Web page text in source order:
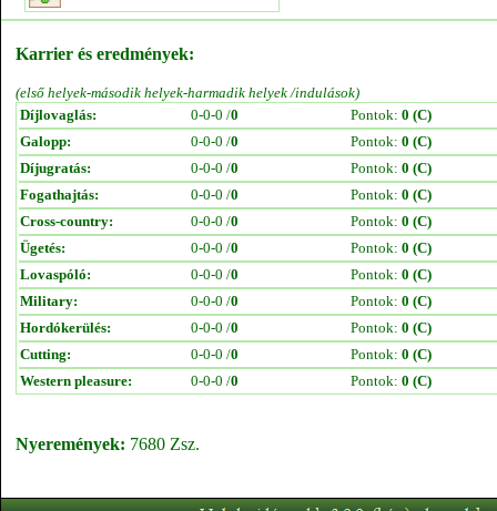
Karrier és eredmények:
(első helyek-második helyek-harmadik helyek /indulások)
Díjlovaglás:
0-0-0 /0 Pontok: 0 (C)
Galopp:
0-0-0 /0 Pontok: 0 (C)
Díjugratás:
0-0-0 /0 Pontok: 0 (C)
Fogathajtás:
0-0-0 /0 Pontok: 0 (C)
Cross-country:
0-0-0 /0 Pontok: 0 (C)
Ügetés:
0-0-0 /0 Pontok: 0 (C)
Lovaspóló:
0-0-0 /0 Pontok: 0 (C)
Military:
0-0-0 /0 Pontok: 0 (C)
Hordókerülés:
0-0-0 /0 Pontok: 0 (C)
Cutting:
0-0-0 /0 Pontok: 0 (C)
Western pleasure:
0-0-0 /0 Pontok: 0 (C)
Nyeremények: 7680 Zsz.